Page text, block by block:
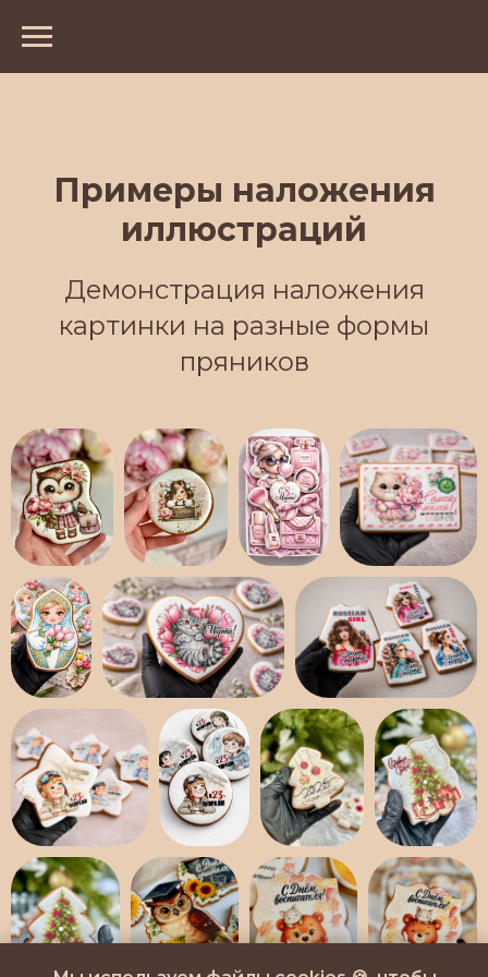
Примеры наложения
иллюстраций
Демонстрация наложения
картинки на разные формы
пряников